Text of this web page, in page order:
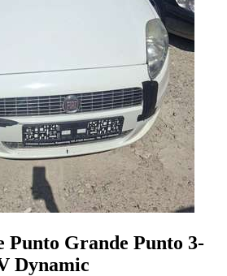
Punto Grande Punto 3-
Dynamic